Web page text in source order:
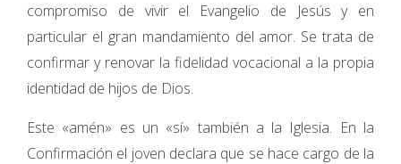
compromiso de vivir el Evangelio de Jesús y en
particular el gran mandamiento del amor. Se trata de
confirmar y renovar la fidelidad vocacional a la propia
identidad de hijos de Dios.
Este «amén» es un «sí» también a la Iglesia. En la
Confirmación el joven declara que se hace cargo de la